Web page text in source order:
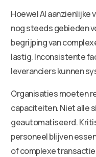
Hoewel AI
nog steeds gebieden
begrijping van
lastig. Inconsistente
leveranciers kunnen
Organisaties moeten
capaciteiten. Niet alle
geautomatiseerd.
personeel blijven
of complexe